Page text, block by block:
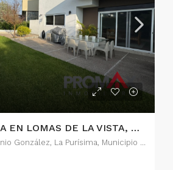
VENTA DE CASA EN LOMAS DE LA VISTA, QUERETARO
Delegación Epigmenio González, La Purísima, Municipio de Querétaro, Querétaro, 76146, México